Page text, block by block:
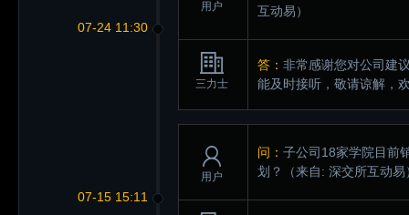
07-24 11:30
用户
互动易）
三力士
答： 非常感谢您对公司建
能及时接听，敬请谅解，
07-15 15:11
用户
问： 子公司18家学院目前
划？
（来自: 深交所互动易